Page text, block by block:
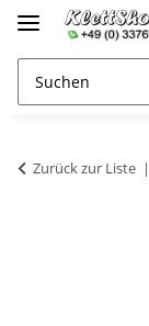
Zurück zur Liste